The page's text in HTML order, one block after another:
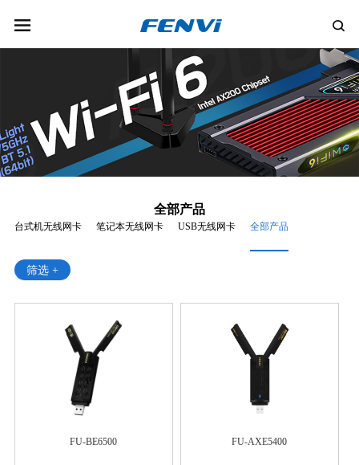
全部产品
台式机无线网卡 笔记本无线网卡 USB无线网卡 全部产品
筛选 +
FU-BE6500 FU-AXE5400